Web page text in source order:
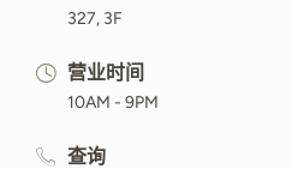
327, 3F
营业时间
10AM - 9PM
查询